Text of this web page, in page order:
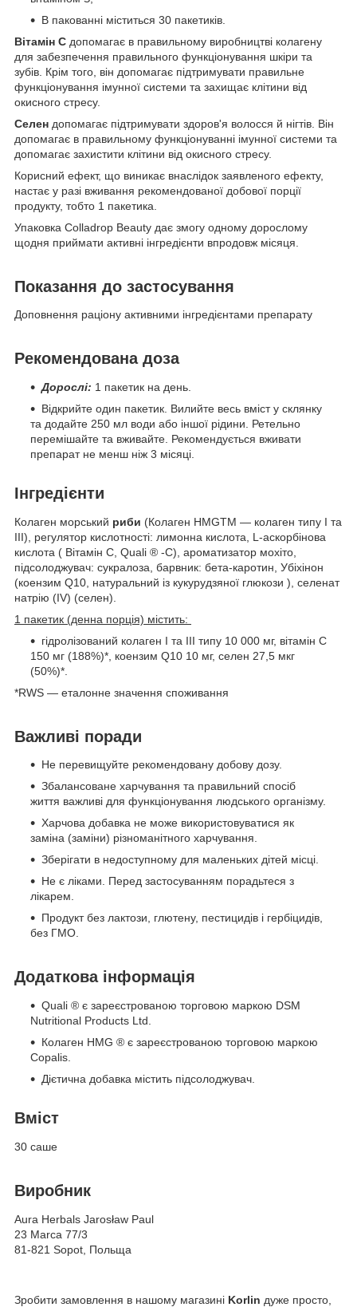
В пакованні міститься 30 пакетиків.
Вітамін С допомагає в правильному виробництві колагену
для забезпечення правильного функціонування шкіри та
зубів. Крім того, він допомагає підтримувати правильне
функціонування імунної системи та захищає клітини від
окисного стресу.
Селен допомагає підтримувати здоров'я волосся й нігтів. Він
допомагає в правильному функціонуванні імунної системи та
допомагає захистити клітини від окисного стресу.
Корисний ефект, що виникає внаслідок заявленого ефекту,
настає у разі вживання рекомендованої добової порції
продукту, тобто 1 пакетика.
Упаковка Colladrop Beauty дає змогу одному дорослому
щодня приймати активні інгредієнти впродовж місяця.
Показання до застосування
Доповнення раціону активними інгредієнтами препарату
Рекомендована доза
Дорослі: 1 пакетик на день.
Відкрийте один пакетик. Вилийте весь вміст у склянку
та додайте 250 мл води або іншої рідини. Ретельно
перемішайте та вживайте. Рекомендується вживати
препарат не менш ніж 3 місяці.
Інгредієнти
Колаген морський риби (Колаген HMGTM — колаген типу I та
III), регулятор кислотності: лимонна кислота, L-аскорбінова
кислота ( Вітамін С, Quali ® -C), ароматизатор мохіто,
підсолоджувач: сукралоза, барвник: бета-каротин, Убіхінон
(коензим Q10, натуральний із кукурудзяної глюкози ), селенат
натрію (IV) (селен).
1 пакетик (денна порція) містить:
гідролізований колаген I та III типу 10 000 мг, вітамін С
150 мг (188%)*, коензим Q10 10 мг, селен 27,5 мкг
(50%)*.
*RWS — еталонне значення споживання
Важливі поради
Не перевищуйте рекомендовану добову дозу.
Збалансоване харчування та правильний спосіб
життя важливі для функціонування людського організму.
Харчова добавка не може використовуватися як
заміна (заміни) різноманітного харчування.
Зберігати в недоступному для маленьких дітей місці.
Не є ліками. Перед застосуванням порадьтеся з
лікарем.
Продукт без лактози, глютену, пестицидів і гербіцидів,
без ГМО.
Додаткова інформація
Quali ® є зареєстрованою торговою маркою DSM
Nutritional Products Ltd.
Колаген HMG ® є зареєстрованою торговою маркою
Copalis.
Дієтична добавка містить підсолоджувач.
Вміст
30 саше
Виробник
Aura Herbals Jarosław Paul
23 Marca 77/3
81-821 Sopot, Польща
Зробити замовлення в нашому магазині Korlin дуже просто,